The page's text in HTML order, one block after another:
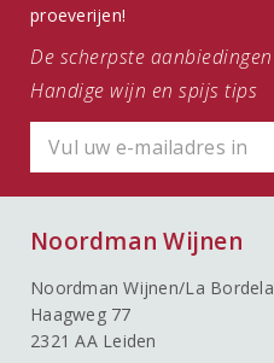
proeverijen!
De scherpste aanbiedingen
Handige wijn en spijs tips
Noordman Wijnen
Noordman Wijnen/La
Haagweg 77
2321 AA Leiden